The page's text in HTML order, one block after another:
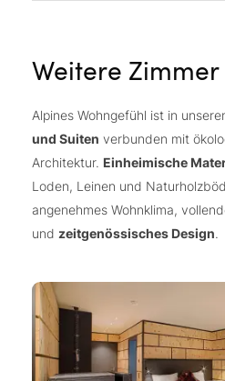
Weitere Zimmer
Alpines Wohngefühl ist in
und Suiten verbunden mit
Architektur. Einheimische
Loden, Leinen und
angenehmes Wohnklima,
und zeitgenössisches Design.